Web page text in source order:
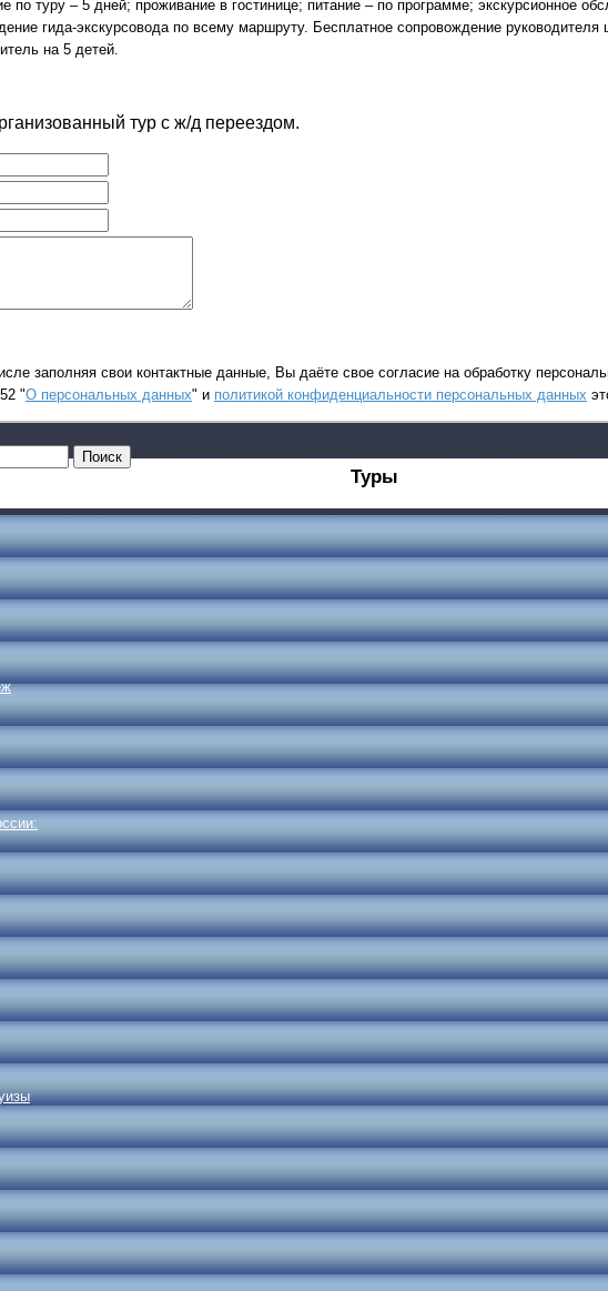
по туру – 5 дней; проживание в гостинице; питание – по программе; экскурсионное
гида-экскурсовода по всему маршруту. Бесплатное сопровождение
на 5 детей.
тур с ж/д переездом.
заполняя свои контактные данные, Вы даёте свое согласие на обработку
"О персональных данных" и политикой конфиденциальности персональных данных
Туры